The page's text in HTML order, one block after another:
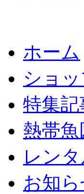
ホーム
ショ
特集記
熱帯魚
レン
お知